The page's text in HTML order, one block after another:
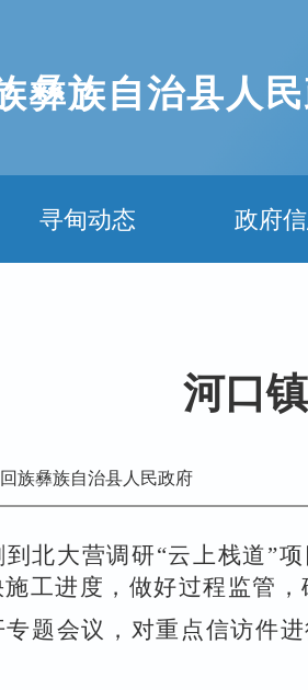
彝族自治县人
寻甸动态 政府
河口
族彝族自治县人民政府
北大营调研“云上栈道”
工进度，做好过程监管
题会议，对重点信访件